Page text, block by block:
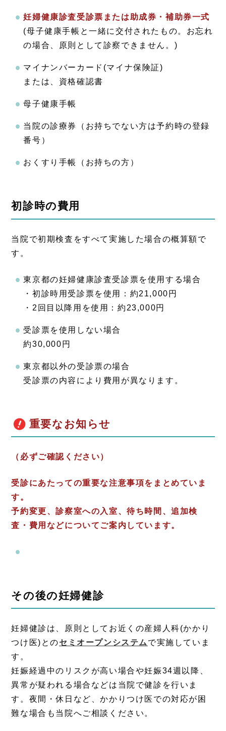
妊婦健康診査受診票または助成券・補助券一式
(母子健康手帳と一緒に交付されたもの。お忘れ
の場合、原則として診察できません。)
マイナンバーカード(マイナ保険証)
または、資格確認書
母子健康手帳
当院の診療券（お持ちでない方は予約時の登録
番号）
おくすり手帳（お持ちの方）
初診時の費用
当院で初期検査をすべて実施した場合の概算額で
す。
東京都の妊婦健康診査受診票を使用する場合
・初診時用受診票を使用：約21,000円
・2回目以降用を使用：約23,000円
受診票を使用しない場合
約30,000円
東京都以外の受診票の場合
受診票の内容により費用が異なります。
注目情報
重要なお知らせ
（必ずご確認ください）
受診にあたっての重要な注意事項をまとめていま
す。
予約変更、診察室への入室、待ち時間、追加検
査・費用などについてご案内しています。
その後の妊婦健診
妊婦健診は、原則としてお近くの産婦人科(かかり
つけ医)とのセミオープンシステム で実施していま
す。
妊娠経過中のリスクが高い場合や妊娠34週以降、
異常が疑われる場合などは当院で健診を行いま
す。夜間・休日など、かかりつけ医での対応が困
難な場合も当院へご相談ください。